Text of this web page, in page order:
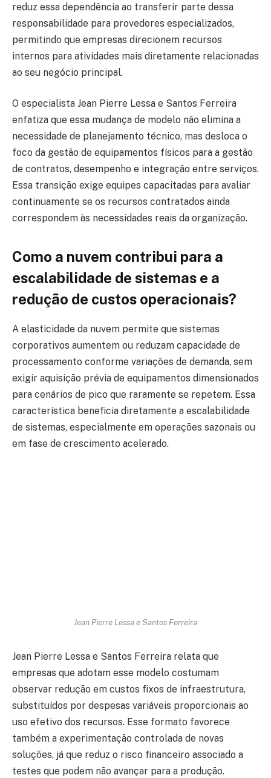
reduz essa dependência ao transferir parte dessa
responsabilidade para provedores especializados,
permitindo que empresas direcionem recursos
internos para atividades mais diretamente relacionadas
ao seu negócio principal.
O especialista Jean Pierre Lessa e Santos Ferreira
enfatiza que essa mudança de modelo não elimina a
necessidade de planejamento técnico, mas desloca o
foco da gestão de equipamentos físicos para a gestão
de contratos, desempenho e integração entre serviços.
Essa transição exige equipes capacitadas para avaliar
continuamente se os recursos contratados ainda
correspondem às necessidades reais da organização.
Como a nuvem contribui para a
escalabilidade de sistemas e a
redução de custos operacionais?
A elasticidade da nuvem permite que sistemas
corporativos aumentem ou reduzam capacidade de
processamento conforme variações de demanda, sem
exigir aquisição prévia de equipamentos dimensionados
para cenários de pico que raramente se repetem. Essa
característica beneficia diretamente a escalabilidade
de sistemas, especialmente em operações sazonais ou
em fase de crescimento acelerado.
Jean Pierre Lessa e Santos Ferreira
Jean Pierre Lessa e Santos Ferreira relata que
empresas que adotam esse modelo costumam
observar redução em custos fixos de infraestrutura,
substituídos por despesas variáveis proporcionais ao
uso efetivo dos recursos. Esse formato favorece
também a experimentação controlada de novas
soluções, já que reduz o risco financeiro associado a
testes que podem não avançar para a produção.